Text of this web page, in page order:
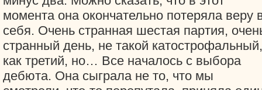
момента она окончательно потеряла веру
себя. Очень странная шестая партия,
странный день, не такой катострофальный,
как третий, но… Все началось с выбора
дебюта. Она сыграла не то, что мы